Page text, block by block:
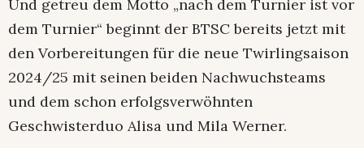
Und getreu dem Motto „nach dem Turnier ist vor
dem Turnier“ beginnt der BTSC bereits jetzt mit
den Vorbereitungen für die neue Twirlingsaison
2024/25 mit seinen beiden Nachwuchsteams
und dem schon erfolgsverwöhnten
Geschwisterduo Alisa und Mila Werner.